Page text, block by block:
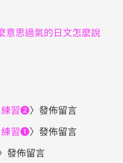
意思過氣的日文怎麼說
練習❷〉發佈留言
練習❶〉發佈留言
發佈留言